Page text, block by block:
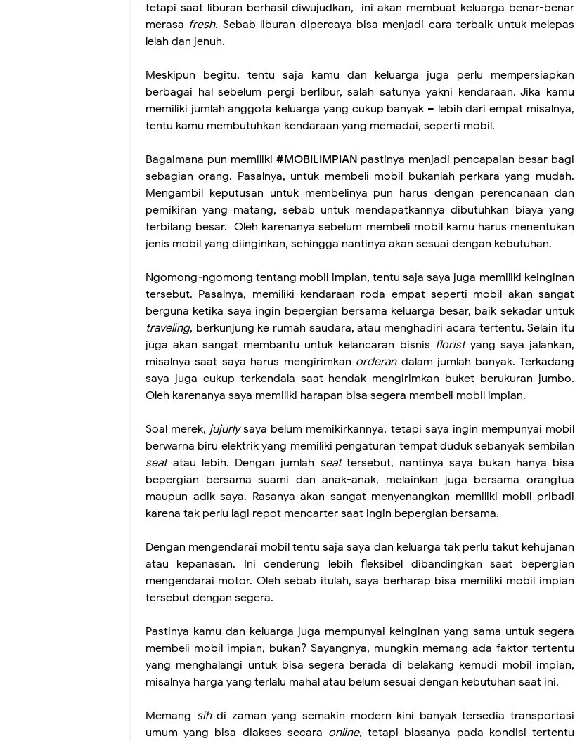
tetapi saat liburan berhasil diwujudkan,
ini akan membuat keluarga benar-benar
merasa fresh. Sebab liburan dipercaya bisa menjadi cara terbaik untuk melepas
lelah dan jenuh.
Meskipun begitu, tentu saja kamu dan keluarga juga perlu mempersiapkan
berbagai hal sebelum pergi berlibur, salah satunya yakni kendaraan. Jika kamu
memiliki jumlah anggota keluarga yang cukup banyak – lebih dari empat misalnya,
tentu kamu membutuhkan kendaraan yang memadai, seperti mobil.
Bagaimana pun memiliki #MOBILIMPIAN pastinya menjadi pencapaian besar bagi
sebagian orang. Pasalnya, untuk membeli mobil bukanlah perkara yang mudah.
Mengambil keputusan untuk membelinya pun harus dengan perencanaan dan
pemikiran yang matang, sebab untuk mendapatkannya dibutuhkan biaya yang
terbilang besar. Oleh karenanya sebelum membeli mobil kamu harus menentukan
jenis mobil yang diinginkan, sehingga nantinya akan sesuai dengan kebutuhan.
Ngomong-ngomong tentang mobil impian, tentu saja saya juga memiliki keinginan
tersebut. Pasalnya, memiliki kendaraan roda empat seperti mobil akan sangat
berguna ketika saya ingin bepergian bersama keluarga besar, baik sekadar untuk
traveling, berkunjung ke rumah saudara, atau menghadiri acara tertentu. Selain itu
juga akan sangat membantu untuk kelancaran bisnis floristyang saya jalankan,
misalnya saat saya harus mengirimkan orderan dalam jumlah banyak. Terkadang
saya juga cukup terkendala saat hendak mengirimkan buket berukuran jumbo.
Oleh karenanya saya memiliki harapan bisa segera membeli mobil impian.
Soal merek, jujurlysaya belum memikirkannya, tetapi saya ingin mempunyai mobil
berwarna biru elektrik yang memiliki pengaturan tempat duduk sebanyak sembilan
seat atau lebih. Dengan jumlah seattersebut, nantinya saya bukan hanya bisa
bepergian bersama suami dan anak-anak, melainkan juga bersama orangtua
maupun adik saya. Rasanya akan sangat menyenangkan memiliki mobil pribadi
karena tak perlu lagi repot mencarter saat ingin bepergian bersama.
Dengan mengendarai mobil tentu saja saya dan keluarga tak perlu takut kehujanan
atau kepanasan. Ini cenderung lebih fleksibel dibandingkan saat bepergian
mengendarai motor. Oleh sebab itulah, saya berharap bisa memiliki mobil impian
tersebut dengan segera.
Pastinya kamu dan keluarga juga mempunyai keinginan yang sama untuk segera
membeli mobil impian, bukan? Sayangnya, mungkin memang ada faktor tertentu
yang menghalangi untuk bisa segera berada di belakang kemudi mobil impian,
misalnya harga yang terlalu mahal atau belum sesuai dengan kebutuhan saat ini.
Memang sihdi zaman yang semakin modern kini banyak tersedia transportasi
umum yang bisa diakses secara online,tetapi biasanya pada kondisi tertentu